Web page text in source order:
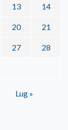
13 14
20 21
27 28
Lug »